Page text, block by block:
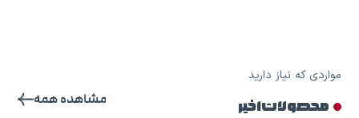
مواردی که نیاز دارید
محصولات اخیر مشاهده همه